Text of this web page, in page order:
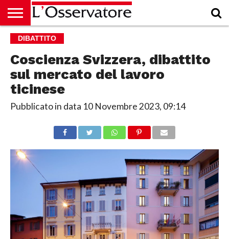
HOME
CULTURA
ECONOMIA
RUBRICHE
ARCHIVIO
PODCAST
ABBONAMENTO
CHI
ACCEDI
DIBATTITO
Coscienza Svizzera, dibattito
sul mercato del lavoro
ticinese
Pubblicato in data 10 Novembre 2023, 09:14